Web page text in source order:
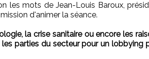
les mots de Jean-Louis Baroux,
d'animer la séance.
la crise sanitaire ou encore les
parties du secteur pour un lobbying